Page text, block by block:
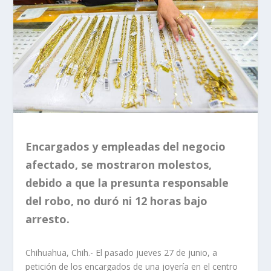
Encargados y empleadas del negocio
afectado, se mostraron molestos,
debido a que la presunta responsable
del robo, no duró ni 12 horas bajo
arresto.
Chihuahua, Chih.- El pasado jueves 27 de junio, a
petición de los encargados de una joyería en el centro